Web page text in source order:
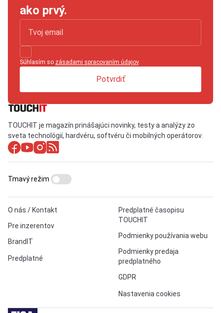
ako prvý.
Súhlasím so zásadami spracovaním údajov.
Potvrdiť
TOUCHIT je magazín prinášajúci novinky, testy a analýzy zo
sveta technológií, hardvéru, softvéru či mobilných operátorov.
O nás / Kontakt
Pre inzerentov
BrandIT
Predplatné
Predplatné časopisu
TOUCHIT
Podmienky používania webu
Podmienky predaja
predplatného
GDPR
Nastavenia cookies
Tmavý režim